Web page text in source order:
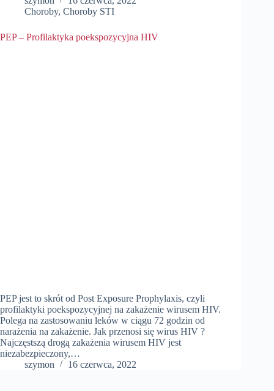
Choroby, Choroby STI
PEP – Profilaktyka poekspozycyjna HIV
PEP jest to skrót od Post Exposure Prophylaxis, czyli
profilaktyki poekspozycyjnej na zakażenie wirusem HIV.
Polega na zastosowaniu leków w ciągu 72 godzin od
narażenia na zakażenie. Jak przenosi się wirus HIV ?
Najczęstszą drogą zakażenia wirusem HIV jest
niezabezpieczony,…
szymon
16 czerwca, 2022